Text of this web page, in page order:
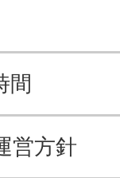
間
営方針